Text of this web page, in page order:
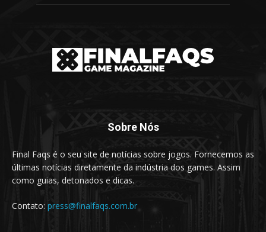
Sobre Nós
Final Faqs é o seu site de notícias sobre jogos. Fornecemos as
últimas notícias diretamente da indústria dos games. Assim
como guias, detonados e dicas.
Contato: press@finalfaqs.com.br